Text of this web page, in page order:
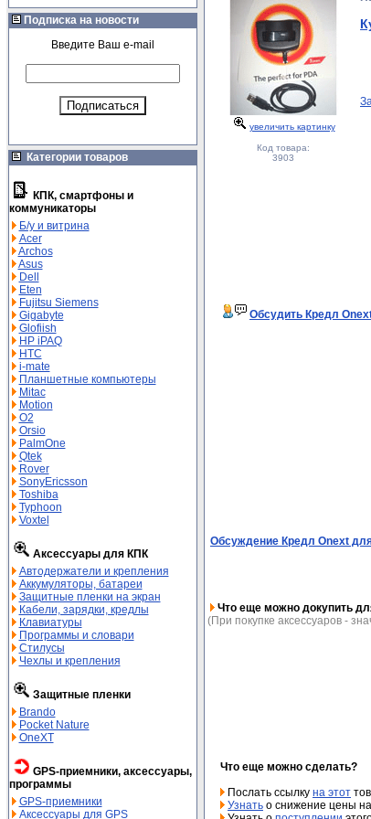
Подписка на новости
Введите Ваш e-mail
Категории товаров
КПК, смартфоны и
коммуникаторы
Б/у и витрина
Acer
Archos
Asus
Dell
Eten
Fujitsu Siemens
Gigabyte
Glofiish
HP iPAQ
HTC
i-mate
Планшетные компьютеры
Mitac
Motion
O2
Orsio
PalmOne
Qtek
Rover
SonyEricsson
Toshiba
Typhoon
Voxtel
Аксессуары для КПК
Автодержатели и крепления
Аккумуляторы, батареи
Защитные пленки на экран
Кабели, зарядки, кредлы
Клавиатуры
Программы и словари
Стилусы
Чехлы и крепления
Защитные пленки
Brando
Pocket Nature
OneXT
GPS-приемники, аксессуары,
программы
GPS-приемники
Аксессуары для GPS
увеличить картинку
Код товара:
3903
Обсудить Кредл
Обсуждение Кредл Onext
Что еще можно докупить
(При покупке аксессуаров -
Что еще можно сделать?
Послать ссылку на этот
Узнать о снижение цены